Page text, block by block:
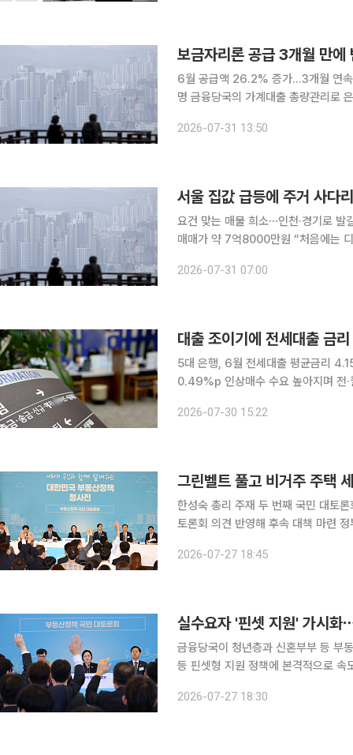
보금자리론 공급 3개월 만에
6월 공급액 26.2% 증가…3개월 연속
명 금융당국의 가계대출 총량관리로 은행권 대출 문턱이 높아진 가운데 정책모기지인 보금자리론
택이 줄어들 가능성이 있어 회복세가
2026-07-31 13:50
서울 집값 급등에 주거 사다
요건 맞는 매물 희소⋯인천·경기로
매매가 약 7억8000만원 “처음에는 디딤돌 생애최초 대출을 활용해 서울 외곽 지역의 국평 아파트
서울 대신 경기나 인천 지역까지 범위
2026-07-31 07:00
대출 조이기에 전세대출 금
5대 은행, 6월 전세대출 평균금리
0.49%p 인상매수 수요 높아지며 전·월세도 줄어⋯이
전세대출 취급 금리가 오름세를 보인
2026-07-30 15:22
그린벨트 풀고 비거주 주택
한성숙 총리 주재 두 번째 국민 대토
토론회 의견 반영해 후속 대책 마련 정부가 수도권 일부 개발제한구역(그린벨트) 해제 검토와 비거
이어 국무총리 주재로 다시 한번 국민
2026-07-27 18:45
실수요자 '핀셋 지원' 가시
금융당국이 청년층과 신혼부부 등 부
등 핀셋형 지원 정책에 본격적으로
리 주재로 열린 '부동산정책 국민 대
2026-07-27 18:30